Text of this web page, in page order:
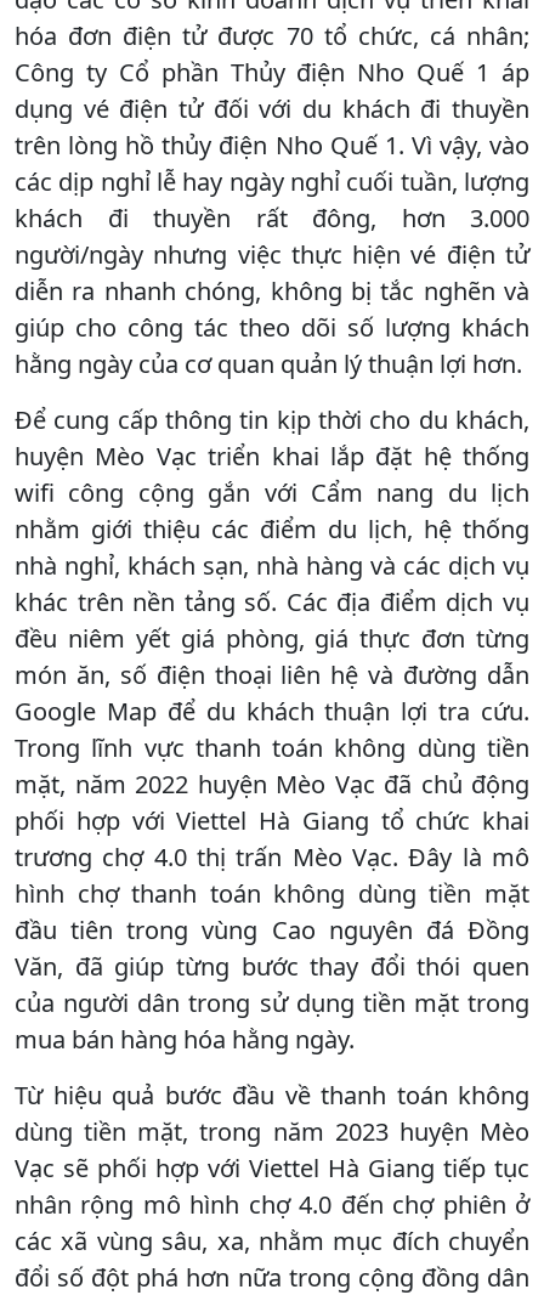
hóa đơn điện tử được 70 tổ chức, cá nhân;
Công ty Cổ phần Thủy điện Nho Quế 1 áp
dụng vé điện tử đối với du khách đi thuyền
trên lòng hồ thủy điện Nho Quế 1. Vì vậy, vào
các dịp nghỉ lễ hay ngày nghỉ cuối tuần, lượng
khách đi thuyền rất đông, hơn 3.000
người/ngày nhưng việc thực hiện vé điện tử
diễn ra nhanh chóng, không bị tắc nghẽn và
giúp cho công tác theo dõi số lượng khách
hằng ngày của cơ quan quản lý thuận lợi hơn.
Để cung cấp thông tin kịp thời cho du khách,
huyện Mèo Vạc triển khai lắp đặt hệ thống
wifi công cộng gắn với Cẩm nang du lịch
nhằm giới thiệu các điểm du lịch, hệ thống
nhà nghỉ, khách sạn, nhà hàng và các dịch vụ
khác trên nền tảng số. Các địa điểm dịch vụ
đều niêm yết giá phòng, giá thực đơn từng
món ăn, số điện thoại liên hệ và đường dẫn
Google Map để du khách thuận lợi tra cứu.
Trong lĩnh vực thanh toán không dùng tiền
mặt, năm 2022 huyện Mèo Vạc đã chủ động
phối hợp với Viettel Hà Giang tổ chức khai
trương chợ 4.0 thị trấn Mèo Vạc. Đây là mô
hình chợ thanh toán không dùng tiền mặt
đầu tiên trong vùng Cao nguyên đá Đồng
Văn, đã giúp từng bước thay đổi thói quen
của người dân trong sử dụng tiền mặt trong
mua bán hàng hóa hằng ngày.
Từ hiệu quả bước đầu về thanh toán không
dùng tiền mặt, trong năm 2023 huyện Mèo
Vạc sẽ phối hợp với Viettel Hà Giang tiếp tục
nhân rộng mô hình chợ 4.0 đến chợ phiên ở
các xã vùng sâu, xa, nhằm mục đích chuyển
đổi số đột phá hơn nữa trong cộng đồng dân